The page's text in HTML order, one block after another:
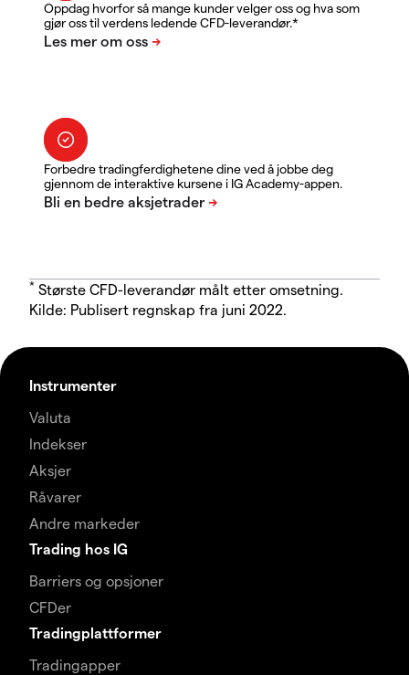
Oppdag hvorfor så mange kunder velger oss og hva som
gjør oss til verdens ledende CFD-leverandør.*
Forbedre tradingferdighetene dine ved å jobbe deg
gjennom de interaktive kursene i IG Academy-appen.
* Største CFD-leverandør målt etter omsetning.
Kilde: Publisert regnskap fra juni 2022.
Instrumenter
Valuta
Indekser
Aksjer
Råvarer
Andre markeder
Trading hos IG
Barriers og opsjoner
CFDer
Tradingplattformer
Tradingapper